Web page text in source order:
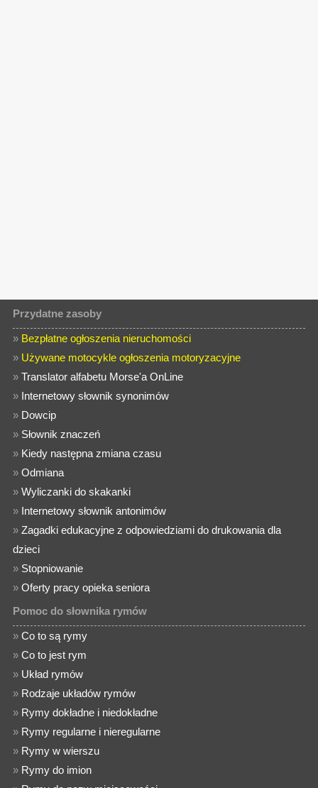
Przydatne zasoby
» Bezpłatne ogłoszenia nieruchomości
» Używane motocykle ogłoszenia motoryzacyjne
»Translator alfabetu Morse'a OnLine
» Internetowy słownik synonimów
» Dowcip
» Słownik znaczeń
» Kiedy następna zmiana czasu
»Odmiana
»Wyliczanki do skakanki
» Internetowy słownik antonimów
»Zagadki edukacyjne z odpowiedziami do drukowania dla
dzieci
» Stopniowanie
»Oferty pracy opieka seniora
Pomoc do słownika rymów
»Co to są rymy
»Co to jest rym
» Układ rymów
» Rodzaje układów rymów
» Rymy dokładne i niedokładne
» Rymy regularne i nieregularne
» Rymy w wierszu
» Rymy do imion